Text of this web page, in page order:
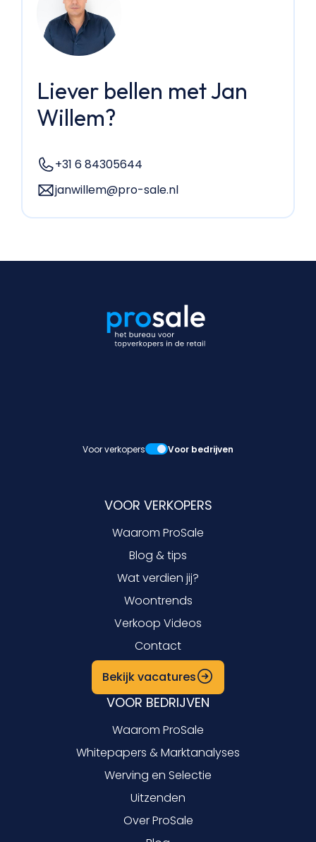
Liever bellen met Jan
Willem?
+31 6 84305644
janwillem@pro-sale.nl
Voor verkopers Voor bedrijven
VOOR VERKOPERS
Waarom ProSale
Blog & tips
Wat verdien jij?
Woontrends
Verkoop Videos
Contact
Bekijk vacatures
VOOR BEDRIJVEN
Waarom ProSale
Whitepapers & Marktanalyses
Werving en Selectie
Uitzenden
Over ProSale